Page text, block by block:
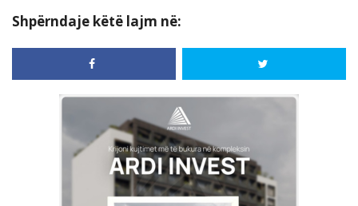
Shpërndaje këtë lajm në: